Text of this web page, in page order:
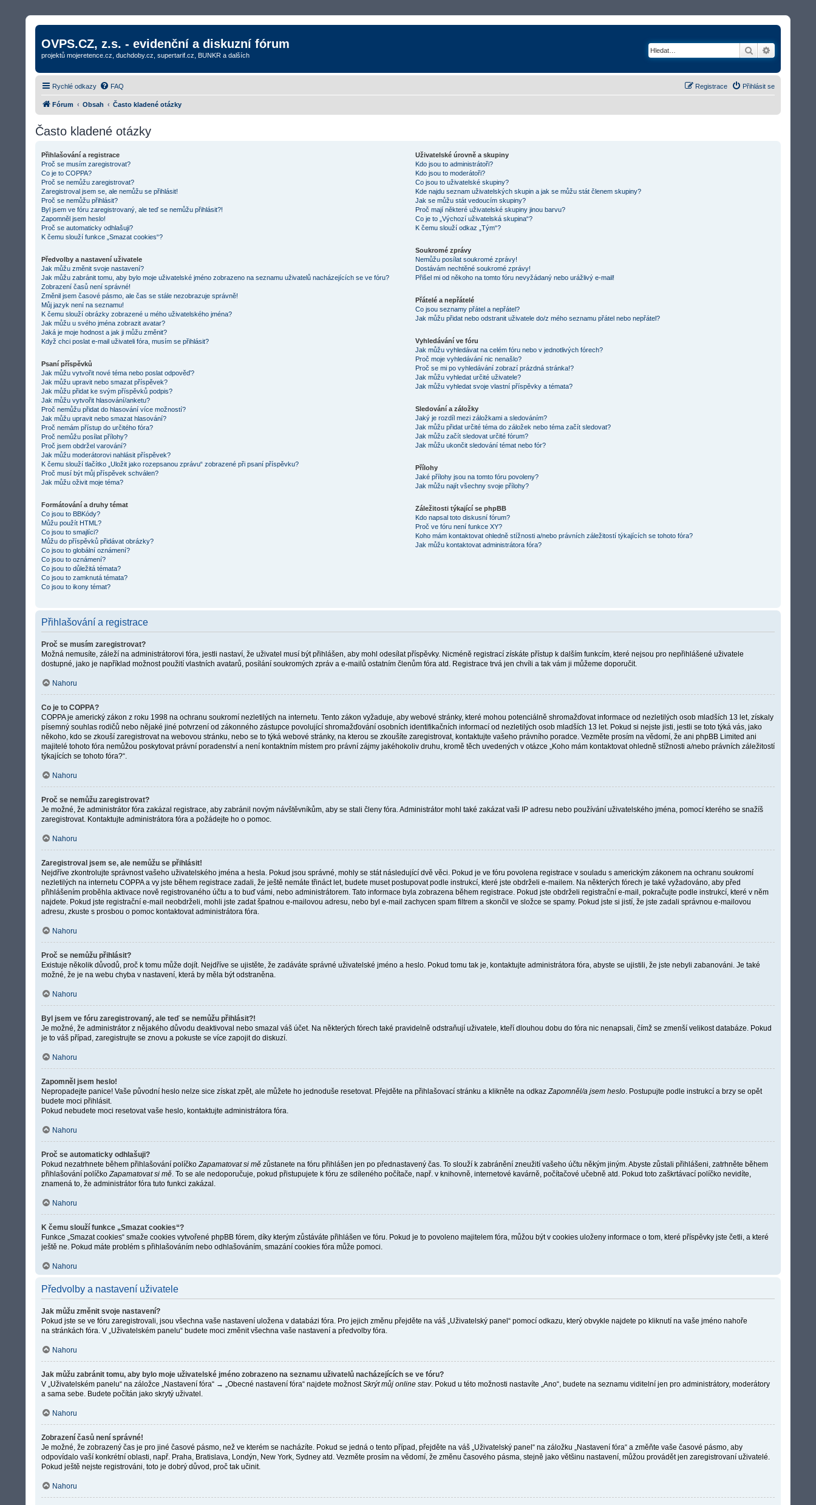
OVPS.CZ, z.s. - evidenční a diskuzní fórum
projektů mojeretence.cz, duchdoby.cz, supertarif.cz, BUNKR a dalších Hledat
Rychlé odkazy FAQ Přihlásit se
Registrace
Fórum Obsah Často kladené otázky
Často kladené otázky
Přihlašování a registrace
Proč se musím zaregistrovat?
Co je to COPPA?
Proč se nemůžu zaregistrovat?
Zaregistroval jsem se, ale nemůžu se přihlásit!
Proč se nemůžu přihlásit?
Byl jsem ve fóru zaregistrovaný, ale teď se nemůžu přihlásit?!
Zapomněl jsem heslo!
Proč se automaticky odhlašuji?
K čemu slouží funkce „Smazat cookies“?
Předvolby a nastavení uživatele
Jak můžu změnit svoje nastavení?
Jak můžu zabránit tomu, aby bylo moje uživatelské jméno zobrazeno na seznamu uživatelů nacházejících se ve fóru?
Zobrazení časů není správné!
Změnil jsem časové pásmo, ale čas se stále nezobrazuje správně!
Můj jazyk není na seznamu!
K čemu slouží obrázky zobrazené u mého uživatelského jména?
Jak můžu u svého jména zobrazit avatar?
Jaká je moje hodnost a jak ji můžu změnit?
Když chci poslat e-mail uživateli fóra, musím se přihlásit?
Psaní příspěvků
Jak můžu vytvořit nové téma nebo poslat odpověď?
Jak můžu upravit nebo smazat příspěvek?
Jak můžu přidat ke svým příspěvků podpis?
Jak můžu vytvořit hlasování/anketu?
Proč nemůžu přidat do hlasování více možností?
Jak můžu upravit nebo smazat hlasování?
Proč nemám přístup do určitého fóra?
Proč nemůžu posílat přílohy?
Proč jsem obdržel varování?
Jak můžu moderátorovi nahlásit příspěvek?
K čemu slouží tlačítko „Uložit jako rozepsanou zprávu“ zobrazené při psaní příspěvku?
Proč musí být můj příspěvek schválen?
Jak můžu oživit moje téma?
Formátování a druhy témat
Co jsou to BBKódy?
Můžu použít HTML?
Co jsou to smajlíci?
Můžu do příspěvků přidávat obrázky?
Co jsou to globální oznámení?
Co jsou to oznámení?
Co jsou to důležitá témata?
Co jsou to zamknutá témata?
Co jsou to ikony témat?
Uživatelské úrovně a skupiny
Kdo jsou to administrátoři?
Kdo jsou to moderátoři?
Co jsou to uživatelské skupiny?
Kde najdu seznam uživatelských skupin a jak se můžu stát členem skupiny?
Jak se můžu stát vedoucím skupiny?
Proč mají některé uživatelské skupiny jinou barvu?
Co je to „Výchozí uživatelská skupina“?
K čemu slouží odkaz „Tým“?
Soukromé zprávy
Nemůžu posílat soukromé zprávy!
Dostávám nechtěné soukromé zprávy!
Přišel mi od někoho na tomto fóru nevyžádaný nebo urážlivý e-mail!
Přátelé a nepřátelé
Co jsou seznamy přátel a nepřátel?
Jak můžu přidat nebo odstranit uživatele do/z mého seznamu přátel nebo nepřátel?
Vyhledávání ve fóru
Jak můžu vyhledávat na celém fóru nebo v jednotlivých fórech?
Proč moje vyhledávání nic nenašlo?
Proč se mi po vyhledávání zobrazí prázdná stránka!?
Jak můžu vyhledat určité uživatele?
Jak můžu vyhledat svoje vlastní příspěvky a témata?
Sledování a záložky
Jaký je rozdíl mezi záložkami a sledováním?
Jak můžu přidat určité téma do záložek nebo téma začít sledovat?
Jak můžu začít sledovat určité fórum?
Jak můžu ukončit sledování témat nebo fór?
Přílohy
Jaké přílohy jsou na tomto fóru povoleny?
Jak můžu najít všechny svoje přílohy?
Záležitosti týkající se phpBB
Kdo napsal toto diskusní fórum?
Proč ve fóru není funkce XY?
Koho mám kontaktovat ohledně stížnosti a/nebo právních záležitostí týkajících se tohoto fóra?
Jak můžu kontaktovat administrátora fóra?
Přihlašování a registrace
Proč se musím zaregistrovat?
Možná nemusíte, záleží na administrátorovi fóra, jestli nastaví, že uživatel musí být přihlášen, aby mohl odesílat příspěvky. Nicméně registrací získáte přístup k dalším funkcím, které nejsou pro nepřihlášené uživatele
dostupné, jako je například možnost použití vlastních avatarů, posílání soukromých zpráv a e-mailů ostatním členům fóra atd. Registrace trvá jen chvíli a tak vám ji můžeme doporučit.
Nahoru
Co je to COPPA?
COPPA je americký zákon z roku 1998 na ochranu soukromí nezletilých na internetu. Tento zákon vyžaduje, aby webové stránky, které mohou potenciálně shromažďovat informace od nezletilých osob mladších 13 let, získaly
písemný souhlas rodičů nebo nějaké jiné potvrzení od zákonného zástupce povolující shromažďování osobních identifikačních informací od nezletilých osob mladších 13 let. Pokud si nejste jisti, jestli se toto týká vás, jako
někoho, kdo se zkouší zaregistrovat na webovou stránku, nebo se to týká webové stránky, na kterou se zkoušíte zaregistrovat, kontaktujte vašeho právního poradce. Vezměte prosím na vědomí, že ani phpBB Limited ani
majitelé tohoto fóra nemůžou poskytovat právní poradenství a není kontaktním místem pro právní zájmy jakéhokoliv druhu, kromě těch uvedených v otázce „Koho mám kontaktovat ohledně stížnosti a/nebo právních záležitostí
týkajících se tohoto fóra?“.
Nahoru
Proč se nemůžu zaregistrovat?
Je možné, že administrátor fóra zakázal registrace, aby zabránil novým návštěvníkům, aby se stali členy fóra. Administrátor mohl také zakázat vaši IP adresu nebo používání uživatelského jména, pomocí kterého se snažíš
zaregistrovat. Kontaktujte administrátora fóra a požádejte ho o pomoc.
Nahoru
Zaregistroval jsem se, ale nemůžu se přihlásit!
Nejdříve zkontrolujte správnost vašeho uživatelského jména a hesla. Pokud jsou správné, mohly se stát následující dvě věci. Pokud je ve fóru povolena registrace v souladu s americkým zákonem na ochranu soukromí
nezletilých na internetu COPPA a vy jste během registrace zadali, že ještě nemáte třináct let, budete muset postupovat podle instrukcí, které jste obdrželi e-mailem. Na některých fórech je také vyžadováno, aby před
přihlášením proběhla aktivace nově registrovaného účtu a to buď vámi, nebo administrátorem. Tato informace byla zobrazena během registrace. Pokud jste obdrželi registrační e-mail, pokračujte podle instrukcí, které v něm
najdete. Pokud jste registrační e-mail neobdrželi, mohli jste zadat špatnou e-mailovou adresu, nebo byl e-mail zachycen spam filtrem a skončil ve složce se spamy. Pokud jste si jistí, že jste zadali správnou e-mailovou
adresu, zkuste s prosbou o pomoc kontaktovat administrátora fóra.
Nahoru
Proč se nemůžu přihlásit?
Existuje několik důvodů, proč k tomu může dojít. Nejdříve se ujistěte, že zadáváte správné uživatelské jméno a heslo. Pokud tomu tak je, kontaktujte administrátora fóra, abyste se ujistili, že jste nebyli zabanováni. Je také
možné, že je na webu chyba v nastavení, která by měla být odstraněna.
Nahoru
Byl jsem ve fóru zaregistrovaný, ale teď se nemůžu přihlásit?!
Je možné, že administrátor z nějakého důvodu deaktivoval nebo smazal váš účet. Na některých fórech také pravidelně odstraňují uživatele, kteří dlouhou dobu do fóra nic nenapsali, čímž se zmenší velikost databáze. Pokud
je to váš případ, zaregistrujte se znovu a pokuste se více zapojit do diskuzí.
Nahoru
Zapomněl jsem heslo!
Nepropadejte panice! Vaše původní heslo nelze sice získat zpět, ale můžete ho jednoduše resetovat. Přejděte na přihlašovací stránku a klikněte na odkaz Zapomněl/a jsem heslo . Postupujte podle instrukcí a brzy se opět
budete moci přihlásit.
Pokud nebudete moci resetovat vaše heslo, kontaktujte administrátora fóra.
Nahoru
Proč se automaticky odhlašuji?
Pokud nezatrhnete během přihlašování políčko Zapamatovat si mě zůstanete na fóru přihlášen jen po přednastavený čas. To slouží k zabránění zneužití vašeho účtu někým jiným. Abyste zůstali přihlášeni, zatrhněte během
přihlašování políčko Zapamatovat si mě . To se ale nedoporučuje, pokud přistupujete k fóru ze sdíleného počítače, např. v knihovně, internetové kavárně, počítačové učebně atd. Pokud toto zaškrtávací políčko nevidíte,
znamená to, že administrátor fóra tuto funkci zakázal.
Nahoru
K čemu slouží funkce „Smazat cookies“?
Funkce „Smazat cookies“ smaže cookies vytvořené phpBB fórem, díky kterým zůstáváte přihlášen ve fóru. Pokud je to povoleno majitelem fóra, můžou být v cookies uloženy informace o tom, které příspěvky jste četli, a které
ještě ne. Pokud máte problém s přihlašováním nebo odhlašováním, smazání cookies fóra může pomoci.
Nahoru
Předvolby a nastavení uživatele
Jak můžu změnit svoje nastavení?
Pokud jste se ve fóru zaregistrovali, jsou všechna vaše nastavení uložena v databázi fóra. Pro jejich změnu přejděte na váš „Uživatelský panel“ pomocí odkazu, který obvykle najdete po kliknutí na vaše jméno nahoře
na stránkách fóra. V „Uživatelském panelu“ budete moci změnit všechna vaše nastavení a předvolby fóra.
Nahoru
Jak můžu zabránit tomu, aby bylo moje uživatelské jméno zobrazeno na seznamu uživatelů nacházejících se ve fóru?
V „Uživatelském panelu“ na záložce „Nastavení fóra“ → „Obecné nastavení fóra“ najdete možnostSkrýt můj online stav. Pokud u této možnosti nastavíte „Ano“, budete na seznamu viditelní jen pro administrátory, moderátory
a sama sebe. Budete počítán jako skrytý uživatel.
Nahoru
Zobrazení časů není správné!
Je možné, že zobrazený čas je pro jiné časové pásmo, než ve kterém se nacházíte. Pokud se jedná o tento případ, přejděte na váš „Uživatelský panel“ na záložku „Nastavení fóra“ a změňte vaše časové pásmo, aby
odpovídalo vaší konkrétní oblasti, např. Praha, Bratislava, Londýn, New York, Sydney atd. Vezměte prosím na vědomí, že změnu časového pásma, stejně jako většinu nastavení, můžou provádět jen zaregistrovaní uživatelé.
Pokud ještě nejste registrováni, toto je dobrý důvod, proč tak učinit.
Nahoru